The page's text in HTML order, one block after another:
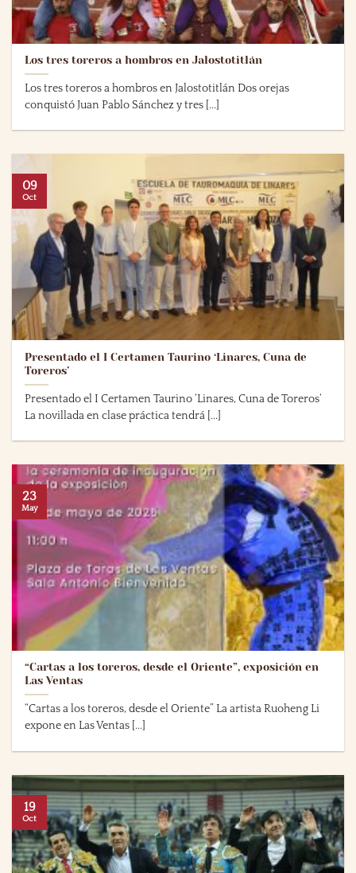
Los tres toreros a hombros en Jalostotitlán
Los tres toreros a hombros en Jalostotitlán Dos orejas
conquistó Juan Pablo Sánchez y tres [...]
Presentado el I Certamen Taurino ‘Linares, Cuna de
Toreros’
Presentado el I Certamen Taurino ‘Linares, Cuna de Toreros‘
La novillada en clase práctica tendrá [...]
09
Oct
“Cartas a los toreros, desde el Oriente”, exposición en
Las Ventas
“Cartas a los toreros, desde el Oriente” La artista Ruoheng Li
expone en Las Ventas [...]
23
May
19
Oct